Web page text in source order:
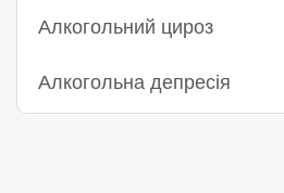
Алкогольний цироз
Алкогольна депресія